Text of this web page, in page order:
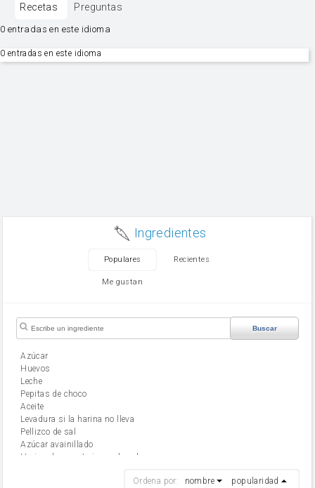
Recetas Preguntas
0 entradas en este idioma
0 entradas en este idioma
Ingredientes
Populares Recientes
Me gustan
Buscar
Azúcar
huevos
leche
Pepitas de choco
aceite
Levadura si la harina no lleva
Pellizco de sal
Azúcar avainillado
Harina de reposteria con levadura
Ordena por: nombre popularidad